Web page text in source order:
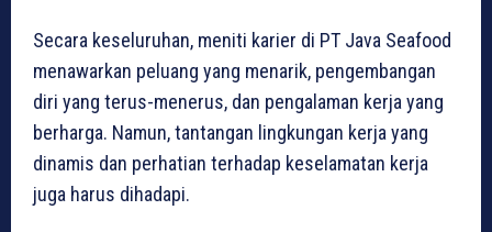
Secara keseluruhan, meniti karier di PT Java Seafood
menawarkan peluang yang menarik, pengembangan
diri yang terus-menerus, dan pengalaman kerja yang
berharga. Namun, tantangan lingkungan kerja yang
dinamis dan perhatian terhadap keselamatan kerja
juga harus dihadapi.